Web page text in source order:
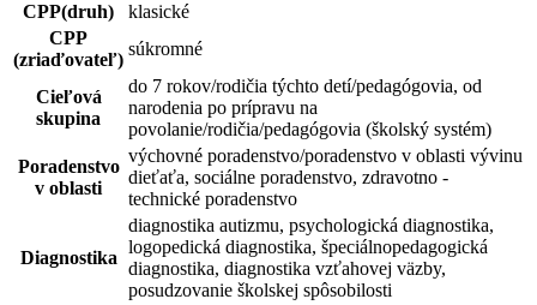
CPP(druh)
klasické
CPP
(zriaďovateľ)
súkromné
Cieľová
skupina
do 7 rokov/rodičia týchto detí/pedagógovia, od
narodenia po prípravu na
povolanie/rodičia/pedagógovia (školský systém)
Poradenstvo
v oblasti
výchovné poradenstvo/poradenstvo v oblasti vývinu
dieťaťa, sociálne poradenstvo, zdravotno -
technické poradenstvo
Diagnostika
diagnostika autizmu, psychologická diagnostika,
logopedická diagnostika, špeciálnopedagogická
diagnostika, diagnostika vzťahovej väzby,
posudzovanie školskej spôsobilosti